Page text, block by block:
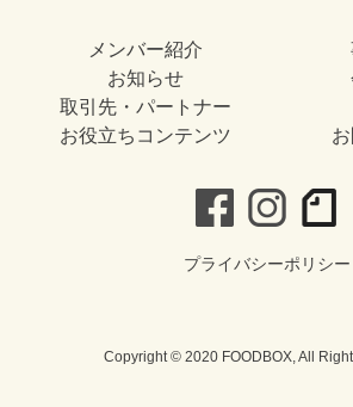
メンバー紹介
お知らせ
取引先・パートナー
お役立ちコンテンツ
プライバシーポリシー
Copyright © 2020 FOODBOX, All